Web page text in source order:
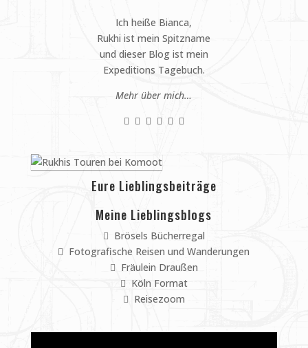
Ich heiße Bianca,
Rukhi ist mein Spitzname
und dieser Blog ist mein
Expeditions Tagebuch.
Mehr über mich…
Eure Lieblingsbeiträge
Meine Lieblingsblogs
Brösels Bücherregal
Fotografische Reisen und Wanderungen
Fräulein Draußen
Köln Format
Reisezoom